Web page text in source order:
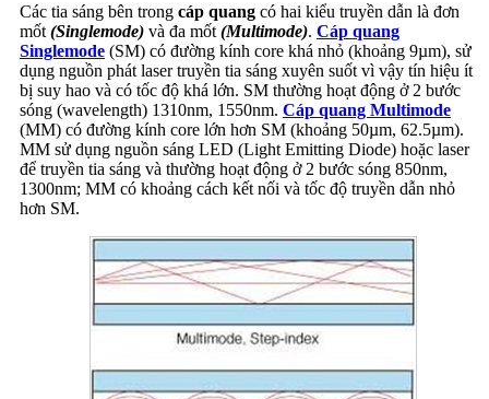
Các tia sáng bên trong cáp quang có hai kiểu truyền dẫn là đơn
mốt (Singlemode) và đa mốt (Multimode). Cáp quang
Singlemode (SM) có đường kính core khá nhỏ (khoảng 9µm), sử
dụng nguồn phát laser truyền tia sáng xuyên suốt vì vậy tín hiệu ít
bị suy hao và có tốc độ khá lớn. SM thường hoạt động ở 2 bước
sóng (wavelength) 1310nm, 1550nm. Cáp quang Multimode
(MM) có đường kính core lớn hơn SM (khoảng 50µm, 62.5µm).
MM sử dụng nguồn sáng LED (Light Emitting Diode) hoặc laser
để truyền tia sáng và thường hoạt động ở 2 bước sóng 850nm,
1300nm; MM có khoảng cách kết nối và tốc độ truyền dẫn nhỏ
hơn SM.